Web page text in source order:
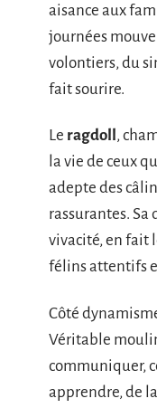
aisance aux
journées
volontiers, du
fait sourire.
Le ragdoll,
la vie de ceux
adepte des
rassurantes.
vivacité, en fait
félins attentifs
Côté
Véritable
communiquer,
apprendre, de